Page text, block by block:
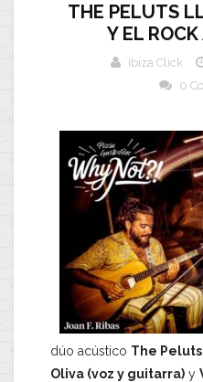
THE PELUTS
Y EL
Ibiza Click
0
dúo acústico The Peluts
Oliva (voz y guitarra) y